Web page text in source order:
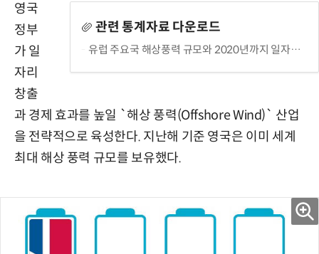
관련 통계자료 다운로드
유럽 주요국 해상풍력 규모와 2020년까지 일자리 창출 효과
영국
정부
가 일
자리
창출
과 경제 효과를 높일 `해상 풍력(Offshore Wind)` 산업
을 전략적으로 육성한다. 지난해 기준 영국은 이미 세계
최대 해상 풍력 규모를 보유했다.